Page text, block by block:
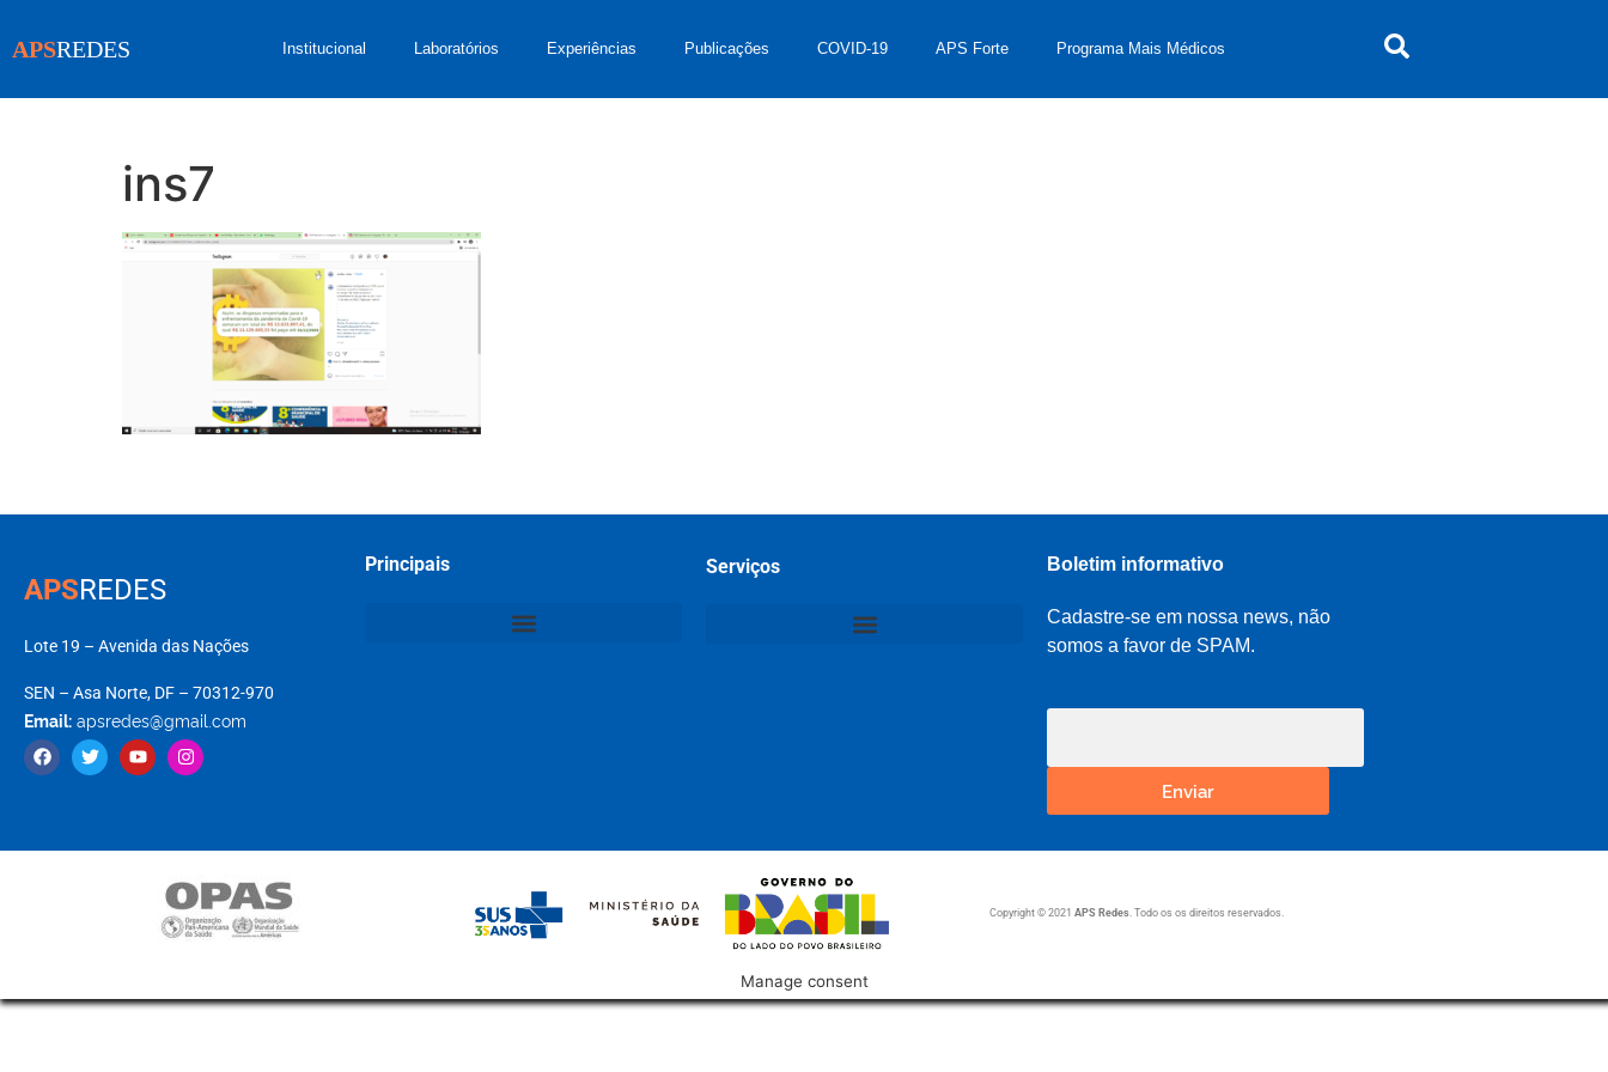
APSREDES Institucional Laboratórios Experiências Publicações COVID-19 APS Forte Programa Mais Médicos
ins7
APSREDES
Lote 19 – Avenida das Nações
SEN – Asa Norte, DF – 70312-970
Email: apsredes@gmail.com
Principais Serviços Boletim informativo
Cadastre-se em nossa news, não
somos a favor de SPAM.
Enviar
Copyright © 2021 APS Redes. Todo os os direitos reservados.
Manage consent